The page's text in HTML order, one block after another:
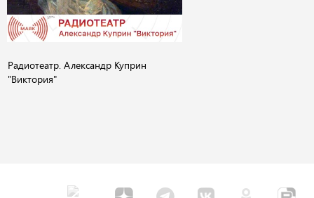
Радиотеатр. Александр Куприн
"Виктория"